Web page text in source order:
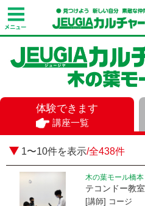
体験できます
講座一覧
1〜10件を表示/全438件
木の葉モール橋本
テコンドー教室
[講師] コージ